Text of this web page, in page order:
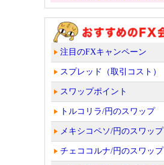
注目のFXキャンペーン
スプレッド（取引コスト）
スワップポイント
トルコリラ/円のスワップ
メキシコペソ/円のスワップ
チェココルナ/円のスワップ